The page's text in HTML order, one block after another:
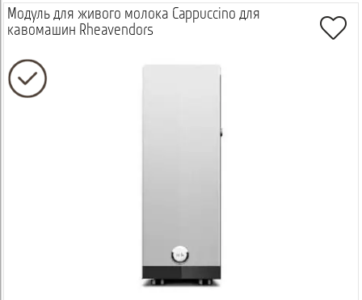
Модуль для живого молока Cappuccino для
кавомашин Rheavendors